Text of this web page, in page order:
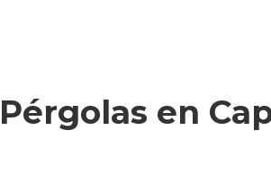
en